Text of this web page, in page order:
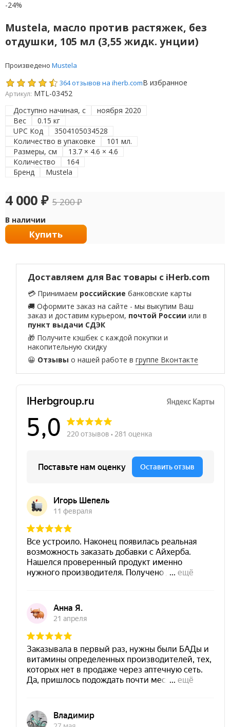
-24%
Mustela, масло против растяжек, без
отдушки, 105 мл (3,55 жидк. унции)
Произведено Mustela
364 отзывов на iherb.comВ избранное
Артикул: MTL-03452
Доступно начиная, с
ноября 2020
Вес
0.15 кг
UPC Код
3504105034528
Количество в упаковке
101 мл.
Размеры, см
13.7 × 4.6 × 4.6
Количество
164
Бренд
Mustela
4 000 ₽ 5 200₽
В наличии
Купить
Доставляем для Вас товары с iHerb.com
💳 Принимаем российские банковские карты
🚚 Оформите заказ на сайте - мы выкупим Ваш
заказ и доставим курьером, почтой России или в
пункт выдачи СДЭК
🎁 Получите кэшбек с каждой покупки и
накопительную скидку
😀 Отзывы о нашей работе вгруппе Вконтакте